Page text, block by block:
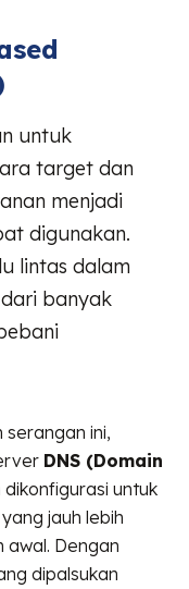
untuk
target dan
menjadi
digunakan.
lintas dalam
banyak
serangan ini,
DNS (Domain
untuk
jauh lebih
Dengan
dipalsukan